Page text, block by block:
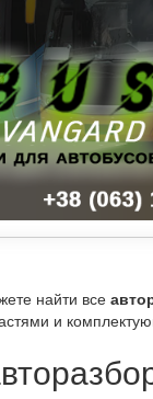
найти все
и